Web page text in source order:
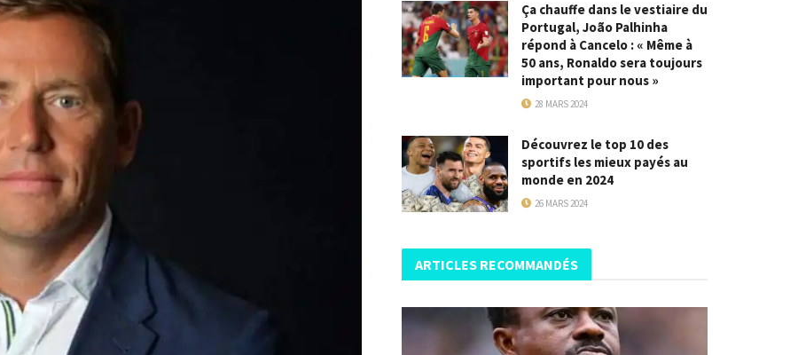
Ça chauffe dans le vestiaire du
Portugal, João Palhinha
répond à Cancelo : « Même à
50 ans, Ronaldo sera toujours
important pour nous »
28 MARS 2024
Découvrez le top 10 des
sportifs les mieux payés au
monde en 2024
26 MARS 2024
ARTICLES RECOMMANDÉS